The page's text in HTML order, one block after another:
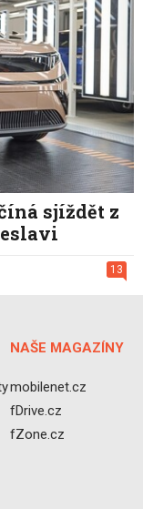
sjíždět z
13
NAŠE MAGAZÍNY
mobilenet.cz
fDrive.cz
fZone.cz